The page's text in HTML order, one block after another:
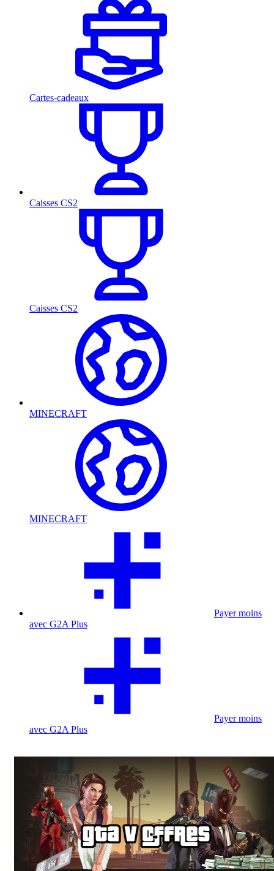
Cartes-cadeaux
Caisses CS2
Caisses CS2
MINECRAFT
MINECRAFT
Payer moins
avec G2A Plus
Payer moins
avec G2A Plus